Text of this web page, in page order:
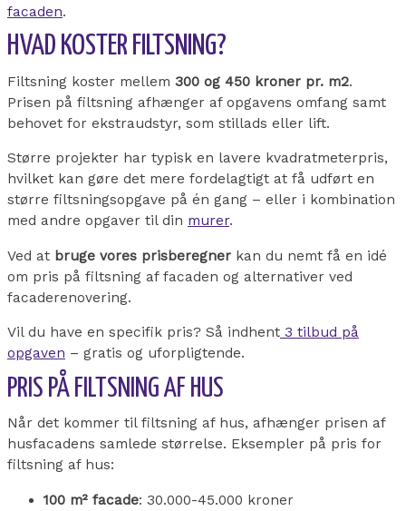
facaden.
HVAD KOSTER FILTSNING?
Filtsning koster mellem 300 og 450 kroner pr. m2.
Prisen på filtsning afhænger af opgavens omfang samt
behovet for ekstraudstyr, som stillads eller lift.
Større projekter har typisk en lavere kvadratmeterpris,
hvilket kan gøre det mere fordelagtigt at få udført en
større filtsningsopgave på én gang – eller i kombination
med andre opgaver til din murer.
Ved at bruge vores prisberegner kan du nemt få en idé
om pris på filtsning af facaden og alternativer ved
facaderenovering.
Vil du have en specifik pris? Så indhent 3 tilbud på
opgaven – gratis og uforpligtende.
PRIS PÅ FILTSNING AF HUS
Når det kommer til filtsning af hus, afhænger prisen af
husfacadens samlede størrelse. Eksempler på pris for
filtsning af hus:
100 m² facade: 30.000-45.000 kroner